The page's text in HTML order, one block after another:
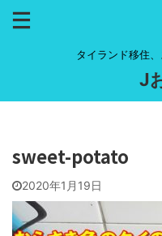
タイランド移住
J
sweet-potato
2020年1月19日